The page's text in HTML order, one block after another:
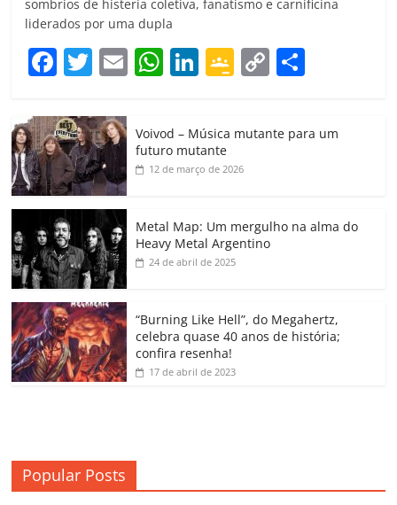
sombrios de histeria coletiva, fanatismo e carnificina
liderados por uma dupla
F
c
e
b
o
o
k
T
itt
er
E
ai
W
at
s
A
p
Li
k
e
dI
G
gl
e
a
ss
o
m
C
y
k
p
h
Voivod – Música mutante para um
futuro mutante
12 de março de 2026
Metal Map: Um mergulho na alma do
Heavy Metal Argentino
24 de abril de 2025
“Burning Like Hell”, do Megahertz,
celebra quase 40 anos de história;
confira resenha!
17 de abril de 2023
Popular Posts